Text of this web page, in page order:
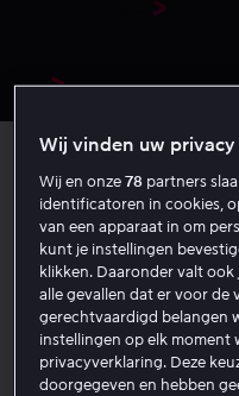
U heeft het recht uw
dagen na het afnemen
annuleren. Als u uw
op restitutie van de
Echter, als het
deze annuleringstermijn
hebben wij het recht
Wij vinden uw
Wij en onze78 partners
identificatoren in cookies,
van een apparaat in om
kunt je instellingen
klikken. Daaronder valt
alle gevallen dat er voor de
gerechtvaardigd belangen
instellingen op elk moment
privacyverklaring. Deze
doorgegeven en hebben